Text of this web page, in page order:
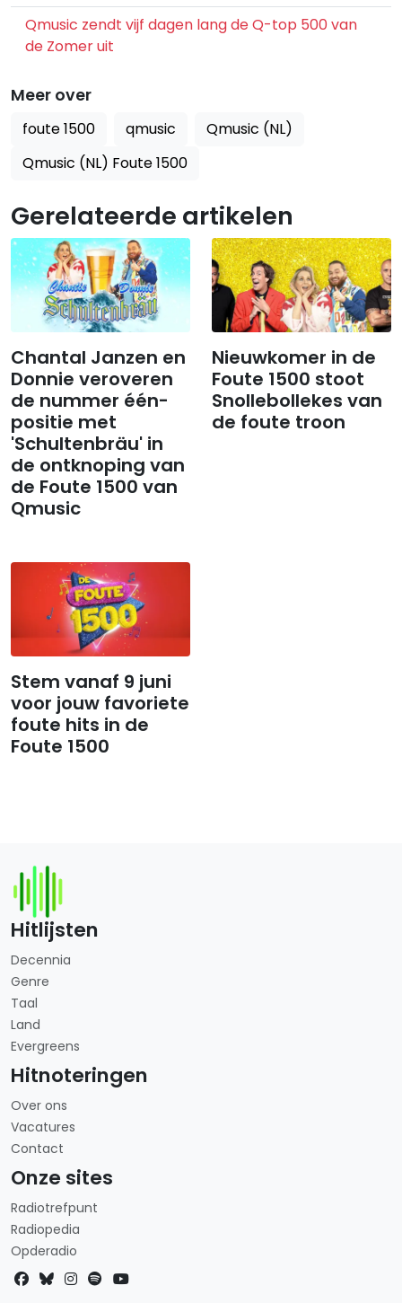
Qmusic zendt vijf dagen lang de Q-top 500 van
de Zomer uit
Meer over
foute 1500 qmusic
Qmusic (NL)
Qmusic (NL) Foute 1500
Gerelateerde artikelen
Chantal Janzen en
Donnie veroveren
de nummer één-
positie met
'Schultenbräu' in
de ontknoping van
de Foute 1500 van
Qmusic
Nieuwkomer in de
Foute 1500 stoot
Snollebollekes van
de foute troon
Stem vanaf 9 juni
voor jouw favoriete
foute hits in de
Foute 1500
Hitlijsten
Decennia
Genre
Taal
Land
Evergreens
Hitnoteringen
Over ons
Vacatures
Contact
Onze sites
Radiotrefpunt
Radiopedia
Opderadio